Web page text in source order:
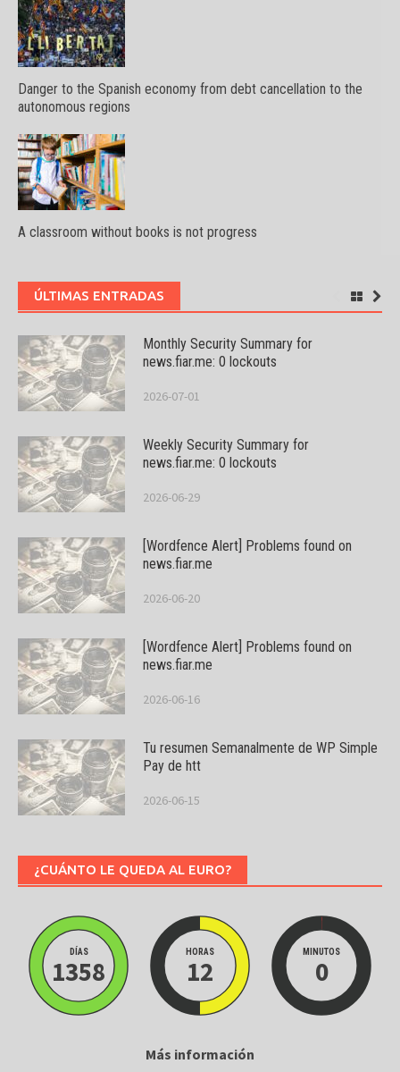
Danger to the Spanish economy from debt cancellation to the
autonomous regions
A classroom without books is not progress
ÚLTIMAS ENTRADAS
Monthly Security Summary for
news.fiar.me: 0 lockouts
2026-07-01
Weekly Security Summary for
news.fiar.me: 0 lockouts
2026-06-29
[Wordfence Alert] Problems found on
news.fiar.me
2026-06-20
[Wordfence Alert] Problems found on
news.fiar.me
2026-06-16
Tu resumen Semanalmente de WP Simple
Pay de htt
2026-06-15
¿CUÁNTO LE QUEDA AL EURO?
DÍAS
1358
HORAS
12
MINUTOS
0
Más información